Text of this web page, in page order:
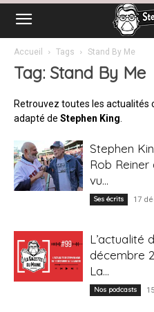
Accueil Tags Stand By Me
Tag: Stand By Me
Retrouvez toutes les actualités
adapté de Stephen King
Stephen
Rob
vu...
Ses écrits 17
L’actualité
décembre
La...
Nos podcasts